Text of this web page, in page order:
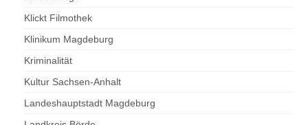
Klickt Filmothek
Klinikum Magdeburg
Kriminalität
Kultur Sachsen-Anhalt
Landeshauptstadt Magdeburg